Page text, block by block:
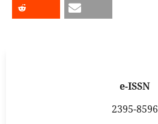
e-ISSN
2395-8596